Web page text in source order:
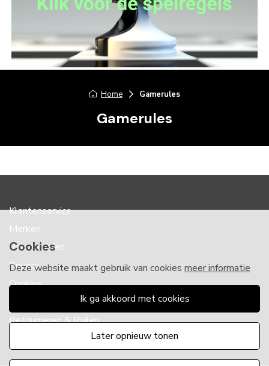
Home Gamerules
Gamerules
Klantenservice
Merken
Voorwaarden
Privacy
Cookies
Retourneren & Ruilen
Cookies
Deze website maakt gebruik van cookies meer informatie
ik ga akkoord met cookies
later opnieuw tonen